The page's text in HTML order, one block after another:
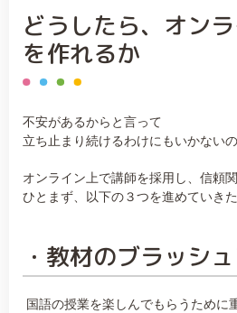
どうしたら、オン
を作れるか
不安があるからと言って
立ち止まり続けるわけにもいかない
オンライン上で講師を採用し、信頼
ひとまず、以下の３つを進めていき
・教材のブラッシ
国語の授業を楽しんでもらうために